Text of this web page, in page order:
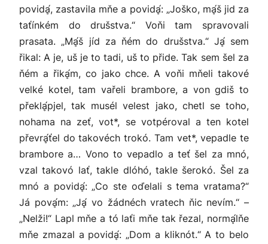
povidḁ́, zastavila mňe a povidḁ́: „Joško, mḁ́š jid za
taťínkém do drušstva.“ Voňi tam spravovali
prasata. „Mḁ́š jíd za ňém do drušstva.“ Jḁ́ sem
řikal: A je, uš je to tadi, uš to přide. Tak sem šel za
ňém a řikḁ́m, co jako chce. A voňi mňeli takové
velké kotel, tam vařeli brambore, a von gdiš to
překlḁ́pjel, tak musél velest jako, chetl se toho,
nohama na zeť, vot*, se votpéroval a ten kotel
převrḁ́ťel do takovéch trokó. Tam vet*, vepadle te
brambore a… Vono to vepadlo a teť šel za mnó,
vzal takovó lať, takle dlóhó, takle šerokó. Šel za
mnó a povidḁ́: „Co ste oďelali s tema vratama?“
Já povḁ́m: „Jḁ́ vo žádnéch vratech ňic nevím.“ –
„Nelži!“ Lapl mňe a tó laťi mňe tak řezal, normḁ́lňe
mňe zmazal a povidḁ́: „Dom a kliknót.“ A to belo